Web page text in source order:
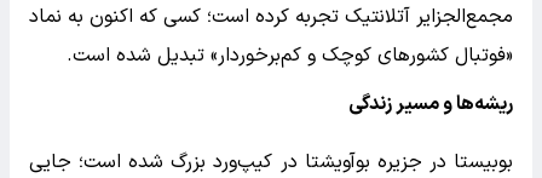
مجمع‌الجزایر آتلانتیک تجربه کرده است؛ کسی که اکنون به نماد
«فوتبال کشورهای کوچک و کم‌برخوردار» تبدیل شده است.
ریشه‌ها و مسیر زندگی
بوبیستا در جزیره بوآویشتا در کیپ‌ورد بزرگ شده است؛ جایی